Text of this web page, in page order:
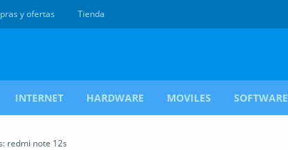
y ofertas Tienda
INTERNET HARDWARE MOVILES SOFTWARE
redmi note 12s